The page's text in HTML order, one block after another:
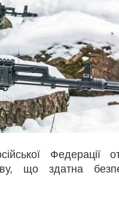
Федерації
що здатна